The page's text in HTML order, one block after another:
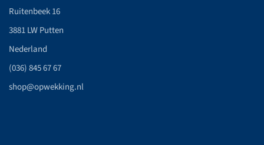
Ruitenbeek 16
3881 LW Putten
Nederland
(036) 845 67 67
shop@opwekking.nl